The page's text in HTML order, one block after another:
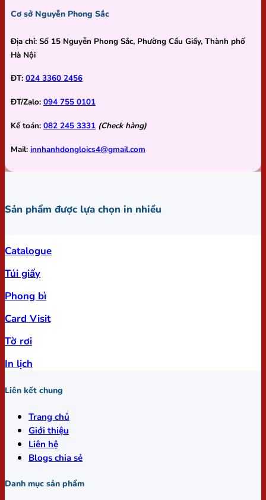
Cơ sở Nguyễn Phong Sắc
Địa chỉ: Số 15 Nguyễn Phong Sắc, Phường Cầu Giấy, Thành phố
Hà Nội
ĐT: 024 3360 2456
ĐT/Zalo: 094 755 0101
Kế toán: 082 245 3331 (Check hàng)
Mail: innhanhdongloics4@gmail.com
Sản phẩm được lựa chọn in nhiều
Catalogue
Túi giấy
Phong bì
Card Visit
Tờ rơi
In lịch
Liên kết chung
Trang chủ
Giới thiệu
Liên hệ
Blogs chia sẻ
Danh mục sản phẩm